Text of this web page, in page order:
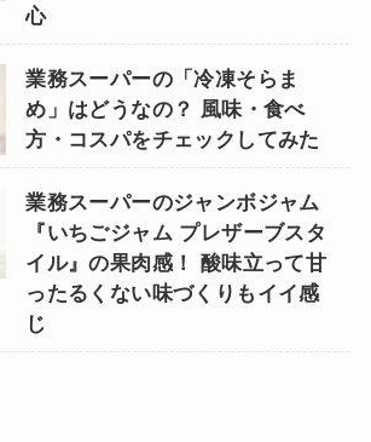
心
業務スーパーの「冷凍そらま
め」はどうなの？ 風味・食べ
方・コスパをチェックしてみた
業務スーパーのジャンボジャム
『いちごジャム プレザーブスタ
イル』の果肉感！ 酸味立って甘
ったるくない味づくりもイイ感
じ